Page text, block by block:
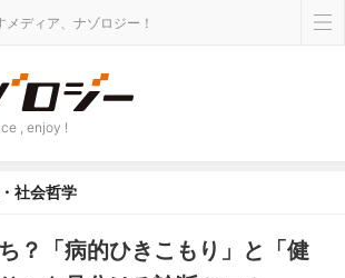
ディア、ナゾロジー！
, enjoy !
社会哲学
？「病的ひきこもり」と「健